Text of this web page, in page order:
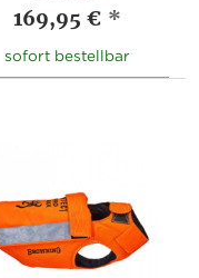
169,95 € *
sofort bestellbar